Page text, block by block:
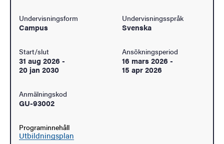
Undervisningsform
Campus
Undervisningsspråk
Svenska
Start/slut
31 aug 2026 -
20 jan 2030
Ansökningsperiod
16 mars 2026 -
15 apr 2026
Anmälningskod
GU-93002
Programinnehåll
Utbildningsplan